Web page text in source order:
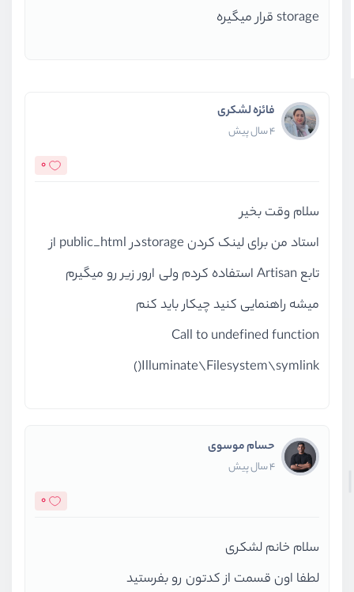
storage قرار میگیره
فائزه لشکری
4 سال پیش
0
سلام وقت بخیر
استاد من برای لینک کردن storageدر public_html از
تابع Artisan استفاده کردم ولی ارور زیر رو میگیرم
میشه راهنمایی کنید چیکار باید کنم
Call to undefined function
Illuminate\Filesystem\symlink()
حسام موسوی
4 سال پیش
0
سلام خانم لشکری
لطفا اون قسمت از کدتون رو بفرستید